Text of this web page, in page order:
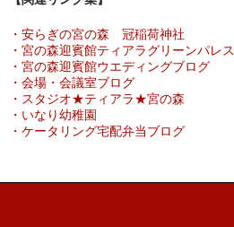
・安らぎの宮の森 冠稲荷神社
・宮の森迎賓館ティアラグリーンパレス
・宮の森迎賓館ウエディングブログ
・会場・会議室ブログ
・スタジオ★ティアラ★宮の森
・いなり幼稚園
・ケータリング宅配弁当ブログ